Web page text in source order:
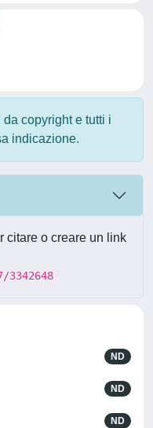
da copyright e tutti i
indicazione.
citare o creare un link
ND
ND
ND